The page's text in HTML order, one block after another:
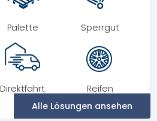
Palette Sperrgut
Direktfahrt
Reifen
Alle Lösungen ansehen